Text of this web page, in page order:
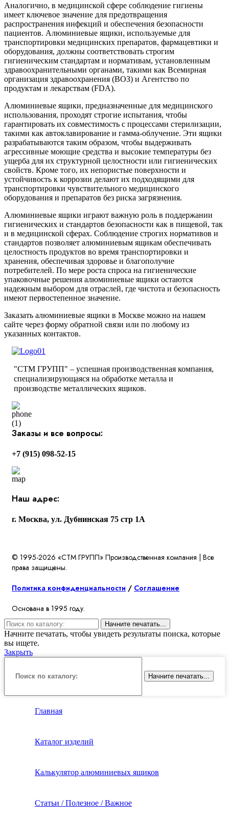
Аналогично, в медицинской сфере соблюдение гигиены
имеет ключевое значение для предотвращения
распространения инфекций и обеспечения безопасности
пациентов. Алюминиевые ящики, используемые для
транспортировки медицинских препаратов, фармацевтики и
оборудования, должны соответствовать строгим
гигиеническим стандартам и нормативам, установленным
здравоохранительными органами, такими как Всемирная
организация здравоохранения (ВОЗ) и Агентство по
продуктам и лекарствам (FDA).
Алюминиевые ящики, предназначенные для медицинского
использования, проходят строгие испытания, чтобы
гарантировать их совместимость с процессами стерилизации,
такими как автоклавирование и гамма-облучение. Эти ящики
разрабатываются таким образом, чтобы выдерживать
агрессивные моющие средства и высокие температуры без
ущерба для их структурной целостности или гигиенических
свойств. Кроме того, их непористые поверхности и
устойчивость к коррозии делают их подходящими для
транспортировки чувствительного медицинского
оборудования и препаратов без риска загрязнения.
Алюминиевые ящики играют важную роль в поддержании
гигиенических и стандартов безопасности как в пищевой, так
и в медицинской сферах. Соблюдение строгих нормативов и
стандартов позволяет алюминиевым ящикам обеспечивать
целостность продуктов во время транспортировки и
хранения, обеспечивая здоровье и благополучие
потребителей. По мере роста спроса на гигиенические
упаковочные решения алюминиевые ящики остаются
надежным выбором для отраслей, где чистота и безопасность
имеют первостепенное значение.
Заказать алюминиевые ящики в Москве можно на нашем
сайте через форму обратной связи или по любому из
указанных контактов.
"СТМ ГРУПП" – успешная производственная компания,
специализирующаяся на обработке металла и
производстве металлических ящиков.
Заказы и все вопросы:
+7 (915) 098-52-15
Наш адрес:
г. Москва, ул. Дубнинская 75 стр 1А
© 1995-2026 «СТМ ГРУПП» Производственная компания | Все
права защищены.
Политика конфиденциальности / Соглашение
Основана в 1995 году.
Начните печатать...
Начните печатать, чтобы увидеть результаты поиска, которые
вы ищете.
Закрыть
Начните печатать...
Главная
Каталог изделий
Калькулятор алюминиевых ящиков
Статьи / Полезное / Важное